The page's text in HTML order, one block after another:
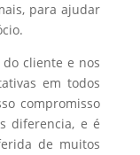
para ajudar
cliente e nos
em todos
compromisso
diferencia, e é
de muitos